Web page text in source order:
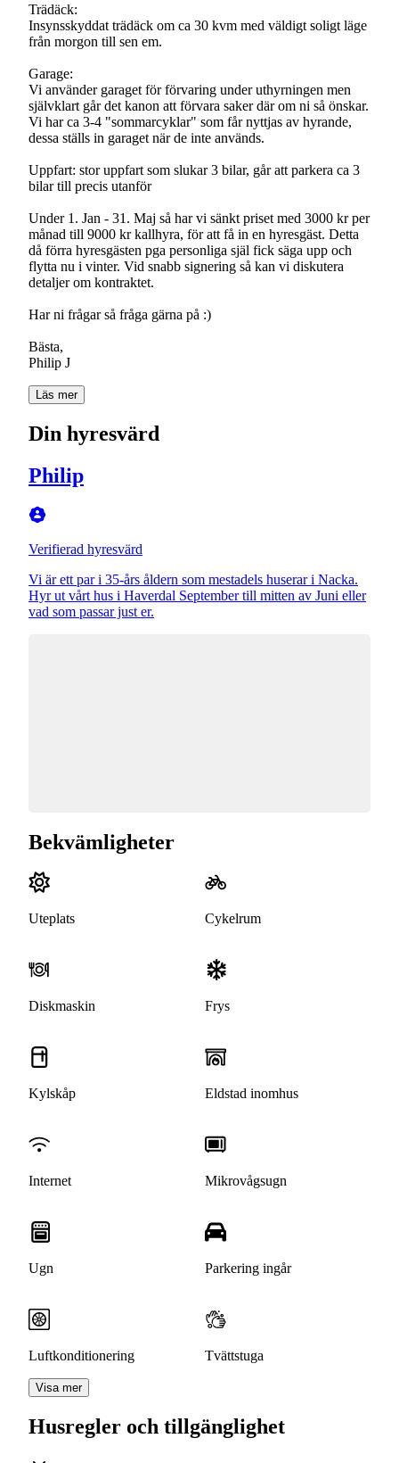
Trädäck:
Insynsskyddat trädäck om ca 30 kvm med väldigt soligt läge
från morgon till sen em.
Garage:
Vi använder garaget för förvaring under uthyrningen men
självklart går det kanon att förvara saker där om ni så önskar.
Vi har ca 3-4 "sommarcyklar" som får nyttjas av hyrande,
dessa ställs in garaget när de inte används.
Uppfart: stor uppfart som slukar 3 bilar, går att parkera ca 3
bilar till precis utanför
Under 1. Jan - 31. Maj så har vi sänkt priset med 3000 kr per
månad till 9000 kr kallhyra, för att få in en hyresgäst. Detta
då förra hyresgästen pga personliga själ fick säga upp och
flytta nu i vinter. Vid snabb signering så kan vi diskutera
detaljer om kontraktet.
Har ni frågar så fråga gärna på :)
Bästa,
Philip J
Läs mer
Din hyresvärd
Philip
Verifierad hyresvärd
Vi är ett par i 35-års åldern som mestadels huserar i Nacka.
Hyr ut vårt hus i Haverdal September till mitten av Juni eller
vad som passar just er.
Bekvämligheter
Uteplats Cykelrum
Diskmaskin Frys
Kylskåp Eldstad inomhus
Internet Mikrovågsugn
Ugn Parkering ingår
Luftkonditionering Tvättstuga
Visa mer
Husregler och tillgänglighet